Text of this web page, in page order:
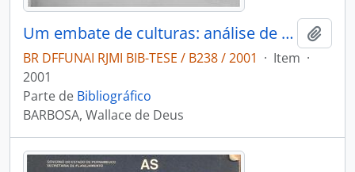
Um embate de culturas: análise de processos políticos e estratégias sócio-culturais na construção das identidades Kambiwá e Pipipã
BR DFFUNAI RJMI BIB-TESE / B238 / 2001 · Item ·
2001
Parte de Bibliográfico
BARBOSA, Wallace de Deus